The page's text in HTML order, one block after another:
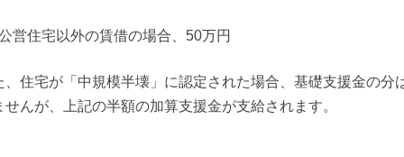
営住宅以外の賃借の場合、50万円
、住宅が「中規模半壊」に認定された場合、基礎支援金の分
せんが、上記の半額の加算支援金が支給されます。